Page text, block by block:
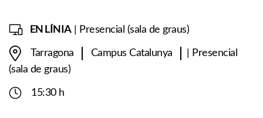
EN LÍNIA| Presencial (sala de graus)
Tarragona Campus Catalunya
| Presencial
(sala de graus)
15:30 h